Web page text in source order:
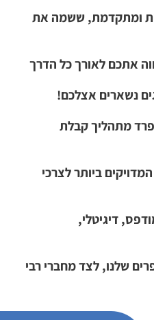
ומתקדמת, ששמה את
אתכם לאורך כל הדרך
נשארים אצלכם!
מתהליך קבלת
ביותר לצרכי
דיגיטלי,
שלנו, לצד מחברי רבי